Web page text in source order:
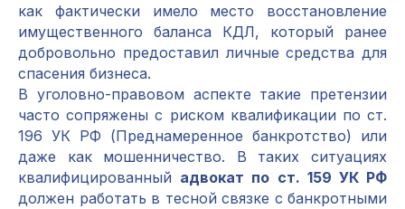
как фактически имело место восстановление
имущественного баланса КДЛ, который ранее
добровольно предоставил личные средства для
спасения бизнеса.
В уголовно-правовом аспекте такие претензии
часто сопряжены с риском квалификации по ст.
196 УК РФ (Преднамеренное банкротство) или
даже как мошенничество. В таких ситуациях
квалифицированный адвокат по ст. 159 УК РФ
должен работать в тесной связке с банкротными